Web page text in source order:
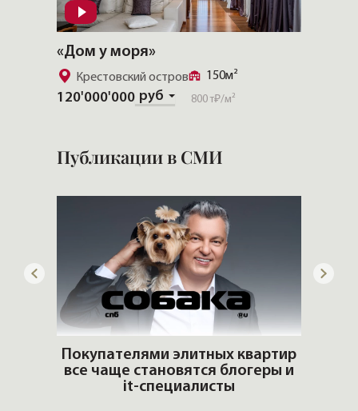
«CHEVAL COURT»
Скачать полную презентацию
357.4м²
Золотой треугольник
Публикации в СМИ
Хочу эту квартиру. Почему?